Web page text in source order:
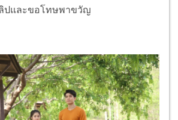
ลิปและขอโทษพาขวัญ